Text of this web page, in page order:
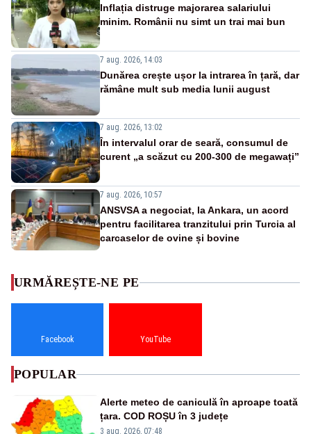
Inflația distruge majorarea salariului
minim. Românii nu simt un trai mai bun
7 aug. 2026, 14:03
Dunărea crește ușor la intrarea în țară, dar
rămâne mult sub media lunii august
7 aug. 2026, 13:02
În intervalul orar de seară, consumul de
curent „a scăzut cu 200-300 de megawați”
7 aug. 2026, 10:57
ANSVSA a negociat, la Ankara, un acord
pentru facilitarea tranzitului prin Turcia al
carcaselor de ovine și bovine
URMĂREȘTE-NE PE
Facebook YouTube
POPULAR
Alerte meteo de caniculă în aproape toată
țara. COD ROȘU în 3 județe
3 aug. 2026, 07:48